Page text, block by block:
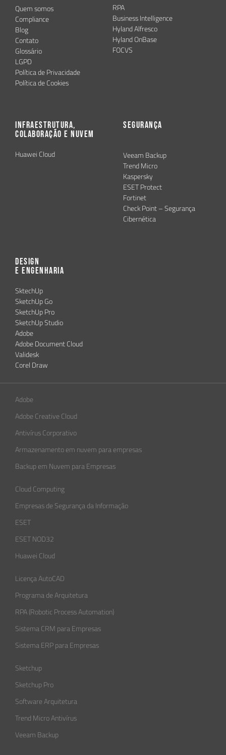
Quem somos
Compliance
Blog
Contato
Glossário
LGPD
Política de Privacidade
Política de Cookies
RPA
Business Intelligence
Hyland Alfresco
Hyland OnBase
FOCVS
Infraestrutura,
Colaboração e Nuvem
Huawei Cloud
Segurança
Veeam Backup
Trend Micro
Kaspersky
ESET Protect
Fortinet
Check Point – Segurança
Cibernética
Design
e Engenharia
SktechUp
SketchUp Go
SketchUp Pro
SketchUp Studio
Adobe
Adobe Document Cloud
Validesk
Corel Draw
Adobe
Adobe Creative Cloud
Antivírus Corporativo
Armazenamento em nuvem para empresas
Backup em Nuvem para Empresas
Cloud Computing
Empresas de Segurança da Informação​
ESET
ESET NOD32
Huawei Cloud
Licença AutoCAD
Programa de Arquitetura
RPA (Robotic Process Automation)
Sistema CRM para Empresas
Sistema ERP para Empresas
Sketchup
Sketchup Pro
Software Arquitetura
Trend Micro Antivírus
Veeam Backup